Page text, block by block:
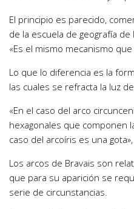
El principio es parecido,
de la escuela de geografía
«Es el mismo mecanismo
Lo que lo diferencia es la
las cuales se refracta la luz
«En el caso del arco
hexagonales que componen
caso del arcoíris es una
Los arcos de Bravais son
que para su aparición se
serie de circunstancias.